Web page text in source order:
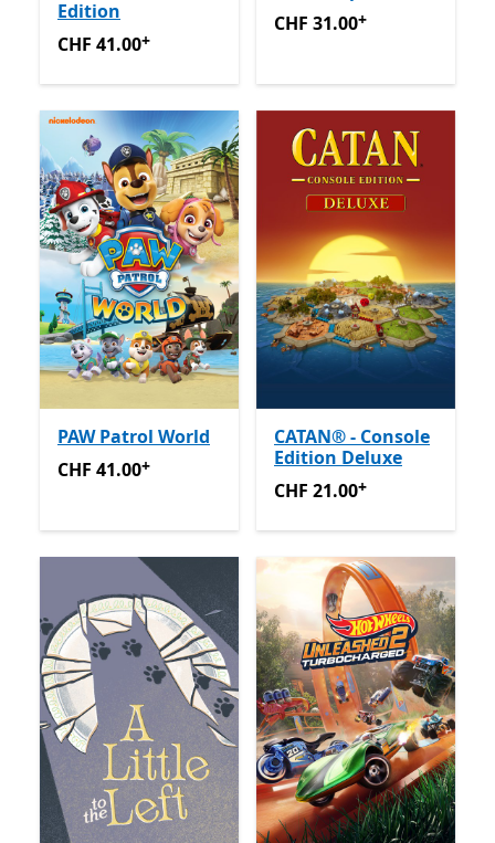
Edition
CHF 41.00Enthält In-App-Käufe
CHF 41.00+
CHF 31.00Enthält In-App-
CHF 31.00+
PAW Patrol World
CHF 41.00Enthält In-App-Käufe
CHF 41.00+
CATAN® - Console
Edition Deluxe
CHF 21.00Enthält In-App-
CHF 21.00+